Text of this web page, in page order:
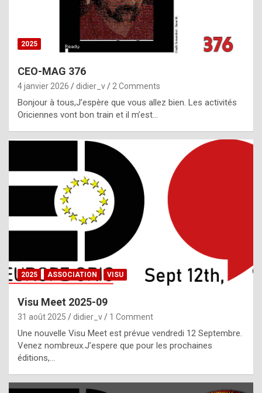
o
r
p
e
c
i
l
,
g
h
t
f
2025
CEO-MAG 376
4 janvier 2026 didier_v 2 Comments
Bonjour à tous,J’espère que vous allez bien. Les activités
Oriciennes vont bon train et il m’est…
2025 ASSOCIATION VISU
Visu Meet 2025-09
31 août 2025 didier_v 1 Comment
Une nouvelle Visu Meet est prévue vendredi 12 Septembre.
Venez nombreux.J’espere que pour les prochaines
éditions,…